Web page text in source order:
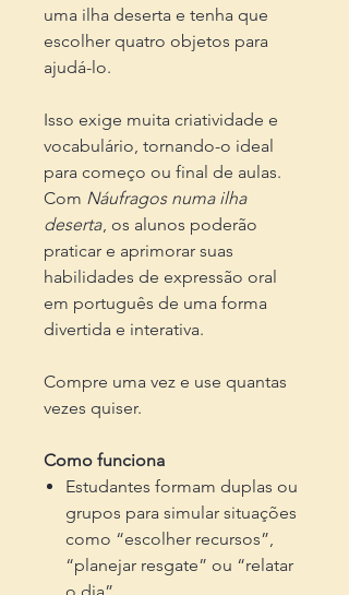
uma ilha deserta e tenha que
escolher quatro objetos para
ajudá-lo.
Isso exige muita criatividade e
vocabulário, tornando-o ideal
para começo ou final de aulas.
Com Náufragos numa ilha
deserta, os alunos poderão
praticar e aprimorar suas
habilidades de expressão oral
em português de uma forma
divertida e interativa.
Compre uma vez e use quantas
vezes quiser.
Como funciona
Estudantes formam duplas ou
grupos para simular situações
como “escolher recursos”,
“planejar resgate” ou “relatar